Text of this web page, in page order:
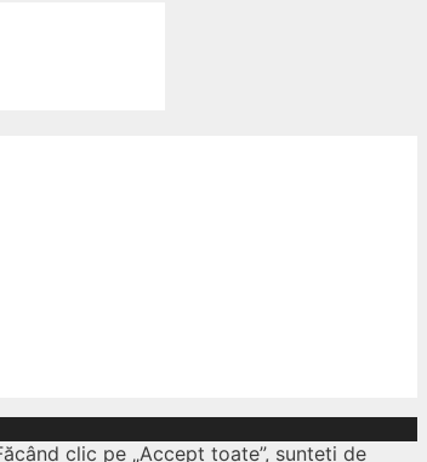
clic pe „Accept toate”, sunteți de